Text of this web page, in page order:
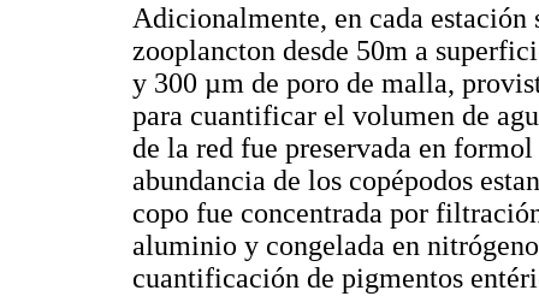
Adicionalmente, en cada
zooplancton desde 50m a
y 300 µm de poro de malla,
para cuantificar el volumen de
de la red fue preservada en
abundancia de los copépodos
copo fue concentrada por
aluminio y congelada en
cuantificación de pigmentos